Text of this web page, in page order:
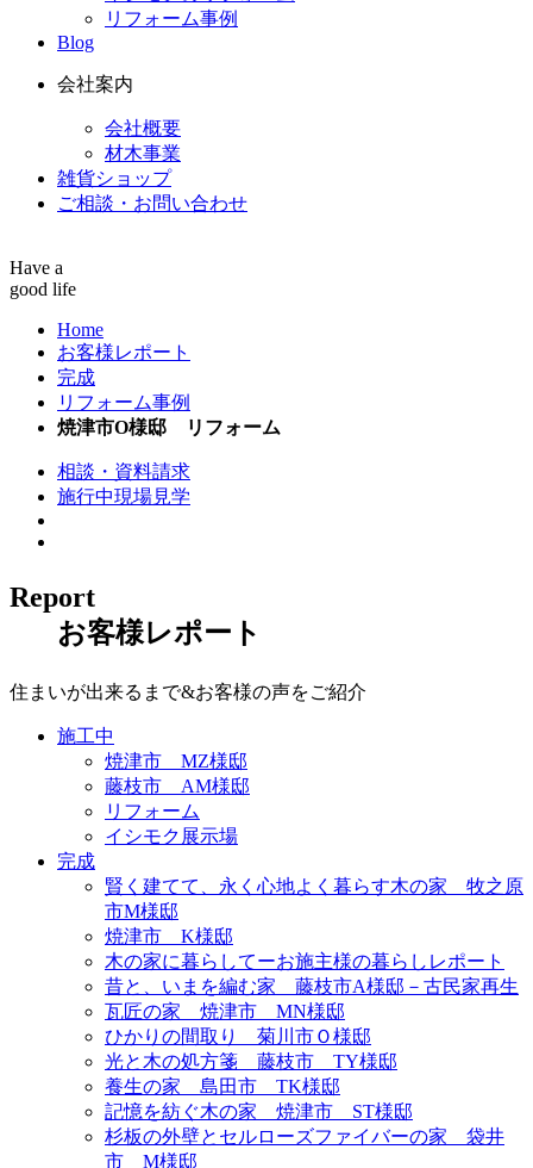
リフォーム事例
Blog
会社案内
会社概要
材木事業
雑貨ショップ
ご相談・お問い合わせ
Have a
good life
Home
お客様レポート
完成
リフォーム事例
焼津市O様邸 リフォーム
相談・資料請求
施行中現場見学
Report
お客様レポート
住まいが出来るまで&お客様の声をご紹介
施工中
焼津市 MZ様邸
藤枝市 AM様邸
リフォーム
イシモク展示場
完成
賢く建てて、永く心地よく暮らす木の家 牧之原
市M様邸
焼津市 K様邸
木の家に暮らしてーお施主様の暮らしレポート
昔と、いまを編む家 藤枝市A様邸－古民家再生
瓦匠の家 焼津市 MN様邸
ひかりの間取り 菊川市Ｏ様邸
光と木の処方箋 藤枝市 TY様邸
養生の家 島田市 TK様邸
記憶を紡ぐ木の家 焼津市 ST様邸
杉板の外壁とセルローズファイバーの家 袋井
市 M様邸